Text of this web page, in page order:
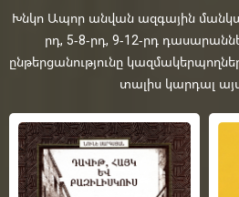
Խնկո Ապոր անվան ազգային
րդ, 5-8-րդ, 9-12-րդ
ընթերցանությունը
տալիս կարդալ